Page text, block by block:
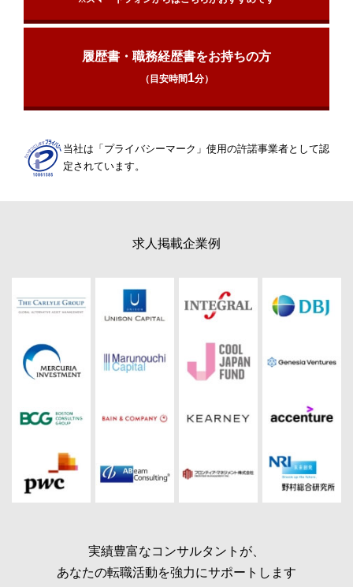
求人掲載企業例
実績豊富なコンサルタントが、
あなたの転職活動を強力にサポートします
履歴書・職務経歴書をお持ちの方
（目安時間1分）
当社は「プライバシーマーク」使用の許諾事業者として認
定されています。